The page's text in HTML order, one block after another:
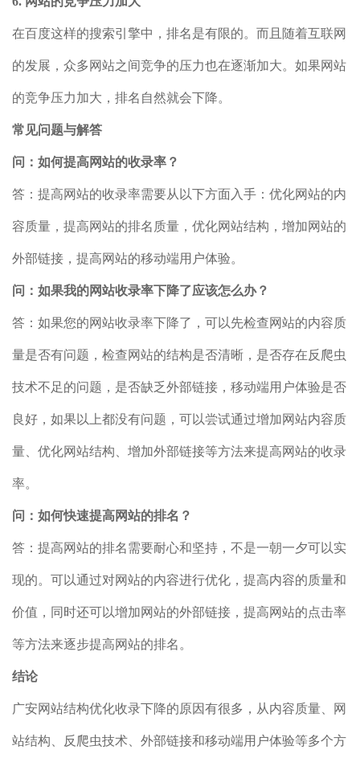
在百度这样的搜索引擎中，排名是有限的。而且随着互联网
的发展，众多网站之间竞争的压力也在逐渐加大。如果网站
的竞争压力加大，排名自然就会下降。
常见问题与解答
问：如何提高网站的收录率？
答：提高网站的收录率需要从以下方面入手：优化网站的内
容质量，提高网站的排名质量，优化网站结构，增加网站的
外部链接，提高网站的移动端用户体验。
问：如果我的网站收录率下降了应该怎么办？
答：如果您的网站收录率下降了，可以先检查网站的内容质
量是否有问题，检查网站的结构是否清晰，是否存在反爬虫
技术不足的问题，是否缺乏外部链接，移动端用户体验是否
良好，如果以上都没有问题，可以尝试通过增加网站内容质
量、优化网站结构、增加外部链接等方法来提高网站的收录
率。
问：如何快速提高网站的排名？
答：提高网站的排名需要耐心和坚持，不是一朝一夕可以实
现的。可以通过对网站的内容进行优化，提高内容的质量和
价值，同时还可以增加网站的外部链接，提高网站的点击率
等方法来逐步提高网站的排名。
结论
广安网站结构优化收录下降的原因有很多，从内容质量、网
站结构、反爬虫技术、外部链接和移动端用户体验等多个方